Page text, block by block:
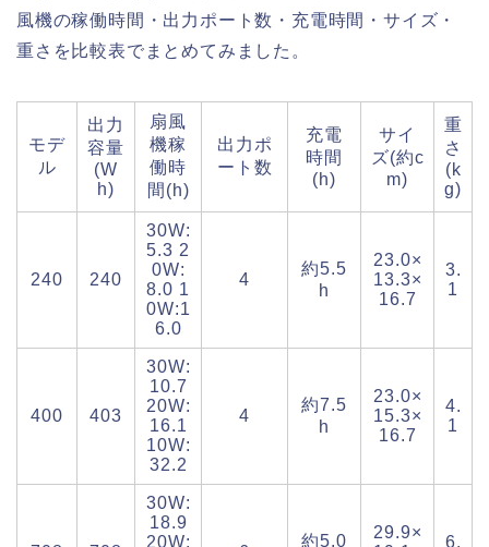
風機の稼働時間・出力ポート数・充電時間・サイズ・
重さを比較表でまとめてみました。
モデ
ル
出力
容量
(W
h)
扇風
機稼
働時
間(h)
出力ポ
ート数
充電
時間
(h)
サイ
ズ(約c
m)
重
さ
(k
g)
240 240
30W:
5.3 2
0W:
8.0 1
0W:1
6.0
4
約5.5
h
23.0×
13.3×
16.7
3.
1
400 403
30W:
10.7
20W:
16.1
10W:
32.2
4
約7.5
h
23.0×
15.3×
16.7
4.
1
30W:
18.9
20W:
約5.0
29.9×
6.